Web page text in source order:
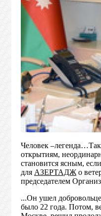
Человек
открытиям,
становится ясным,
для АЗЕРТАДЖ о
председателем
...Он ушел
было 22 года. Потом,